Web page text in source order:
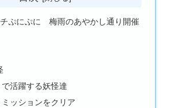
ぷにぷに 梅雨のあやかし通り開催
活躍する妖怪達
ッションをクリア